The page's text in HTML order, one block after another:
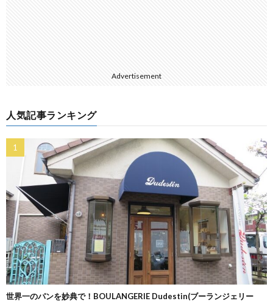
Advertisement
人気記事ランキング
世界一のパンを妙典で！BOULANGERIE Dudestin(ブーランジェリー